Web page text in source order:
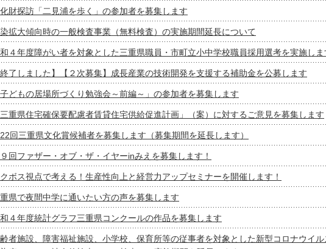
財探訪「二見浦を歩く」の参加者を募集します
拡大傾向時の一般検査事業（無料検査）の実施期間延長について
４年度障がい者を対象とした三重県職員・市町立小中学校職員採用選考を実施しま
終了しました】【２次募集】成長産業の技術開発を支援する補助金を公募します
子どもの居場所づくり勉強会～前編～」の参加者を募集します
三重県住宅確保要配慮者賃貸住宅供給促進計画」（案）に対するご意見を募集します
回三重県文化賞候補者を募集します（募集期間を延長します）
回ファザー・オブ・ザ・イヤーinみえを募集します！
ボス視点で考える！生産性向上と経営力アップセミナーを開催します！
県で夜間中学に通いたい方の声を募集します
４年度統計グラフ三重県コンクールの作品を募集します
者施設、障害福祉施設、小学校、保育所等の従事者を対象とした新型コロナウイル